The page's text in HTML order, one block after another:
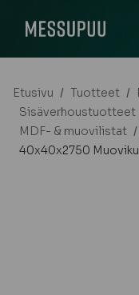
Etusivu / Tuotteet /
Sisäverhoustuotteet
MDF- & muovilistat /
40x40x2750